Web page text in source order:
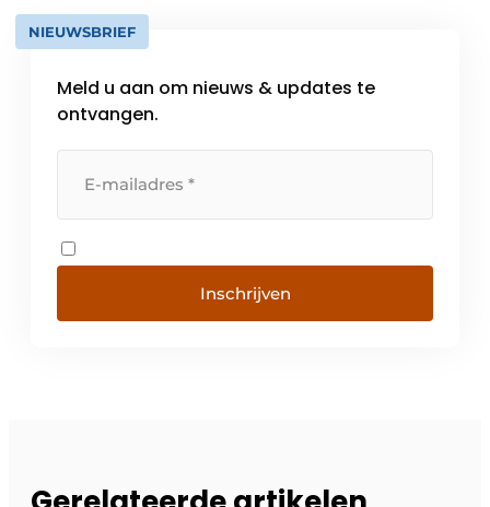
NIEUWSBRIEF
Meld u aan om nieuws & updates te
ontvangen.
Inschrijven